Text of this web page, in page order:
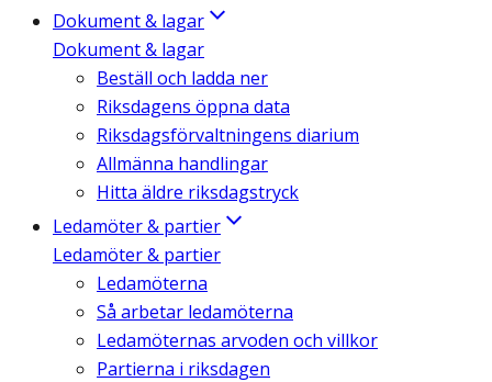
Dokument & lagar
Dokument & lagar
Beställ och ladda ner
Riksdagens öppna data
Riksdagsförvaltningens diarium
Allmänna handlingar
Hitta äldre riksdagstryck
Ledamöter & partier
Ledamöter & partier
Ledamöterna
Så arbetar ledamöterna
Ledamöternas arvoden och villkor
Partierna i riksdagen